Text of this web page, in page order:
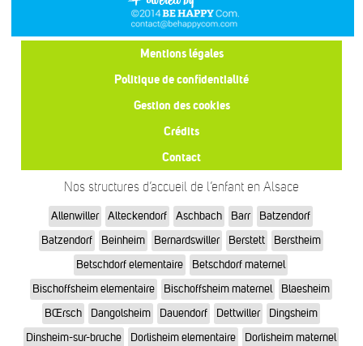
Mentions légales
Politique de confidentialité
Gestion des cookies
Crédits
Contact
Nos structures d’accueil de l’enfant en Alsace
Allenwiller Alteckendorf Aschbach Barr
Batzendorf
Batzendorf
Beinheim Bernardswiller Berstett
Berstheim
Betschdorf elementaire
Betschdorf maternel
Bischoffsheim elementaire
Bischoffsheim maternel
Blaesheim
BŒrsch
Dangolsheim Dauendorf Dettwiller
Dingsheim
Dinsheim-sur-bruche
Dorlisheim elementaire
Dorlisheim maternel